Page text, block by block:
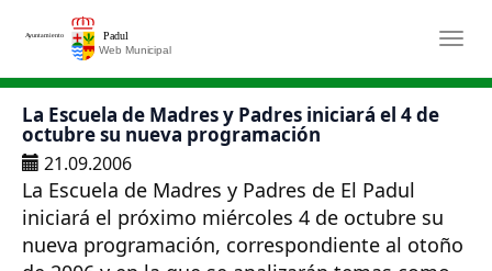
Saltar al contenido principal
La Escuela de Madres y Padres iniciará el 4 de
octubre su nueva programación
21.09.2006
La Escuela de Madres y Padres de El Padul
iniciará el próximo miércoles 4 de octubre su
nueva programación, correspondiente al otoño